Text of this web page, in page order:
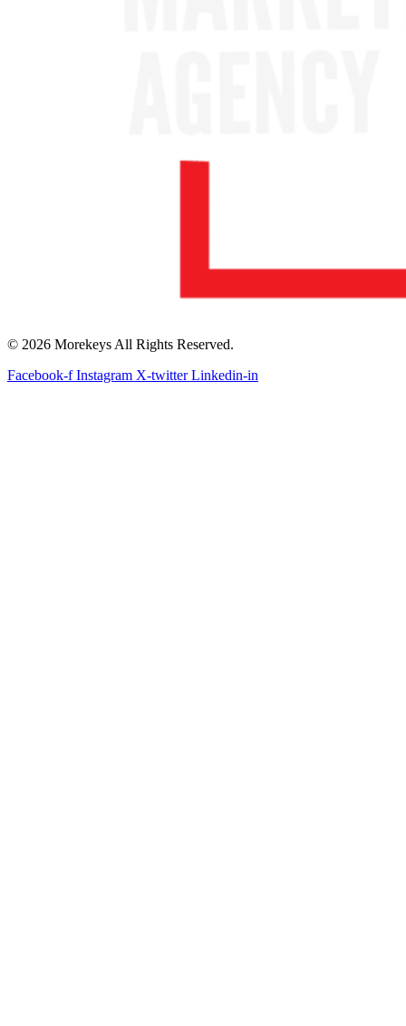
© 2026 Morekeys All Rights Reserved.
Facebook-f Instagram X-twitter Linkedin-in